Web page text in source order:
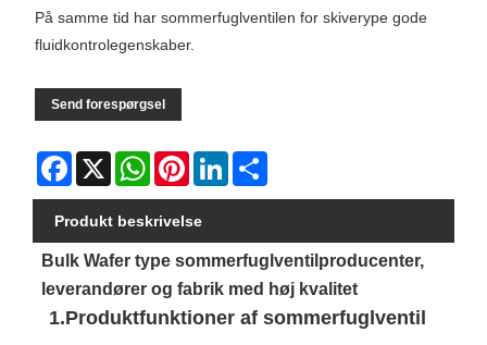
På samme tid har sommerfuglventilen for skiverype gode
fluidkontrolegenskaber.
Send forespørgsel
Facebook
X WhatsAppPinterestLinkedIn
Produkt beskrivelse
Bulk Wafer type sommerfuglventilproducenter,
leverandører og fabrik med høj kvalitet
1.Produktfunktioner af sommerfuglventil